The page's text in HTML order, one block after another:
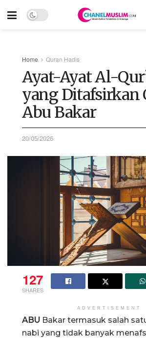
Home Quran Hadis
Ayat-Ayat Al-
yang Ditafsirkan
Abu Bakar
20/05/2026
127
SHARES
ADVERTISEMENT
ABU Bakar termasuk salah
nabi yang tidak banyak